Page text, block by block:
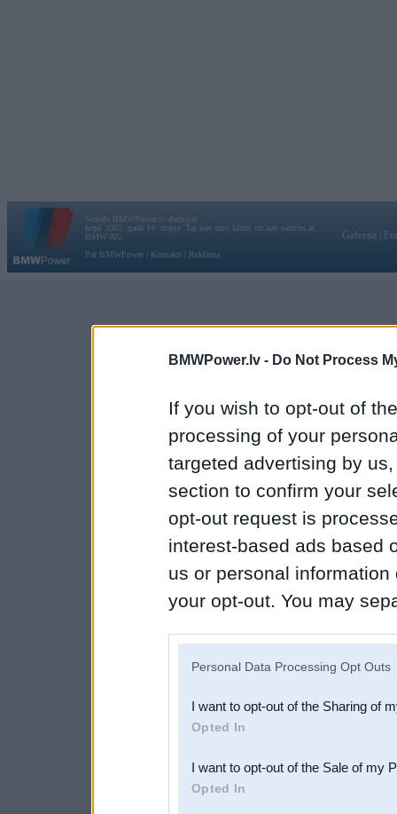
BMWPower.lv - Do Not Process
If you wish to opt-out of
processing of your
targeted advertising by
section to confirm your
opt-out request is
interest-based ads based
us or personal
your opt-out. You may
Downstream Participants
third parties.
Personal Data Processing Opt Outs
I want to opt-out of the Sharing of
Opted In
I want to opt-out of the Sale of my
Opted In
Vortāls BMWPower.lv darbojas
kopš 2002. gada 14. maija. Tas nav auto klubs un nav saistīts ar
BMW AG.
Par BMWPower
Kontakti Reklāma
Galvena